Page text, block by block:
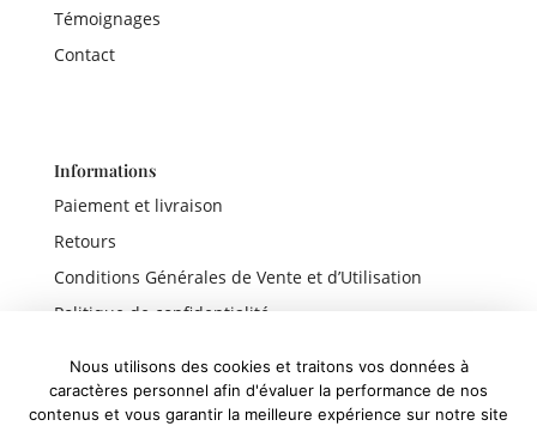
Témoignages
Contact
Informations
Paiement et livraison
Retours
Conditions Générales de Vente et d’Utilisation
Politique de confidentialité
Nous utilisons des cookies et traitons vos données à
caractères personnel afin d'évaluer la performance de nos
contenus et vous garantir la meilleure expérience sur notre site